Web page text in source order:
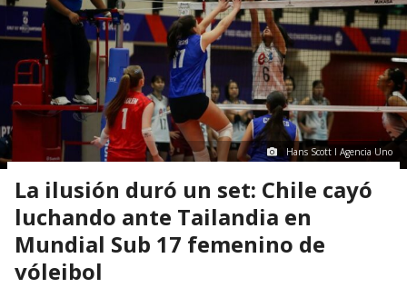
Hans Scott I Agencia Uno
La ilusión duró un set: Chile cayó
luchando ante Tailandia en
Mundial Sub 17 femenino de
vóleibol